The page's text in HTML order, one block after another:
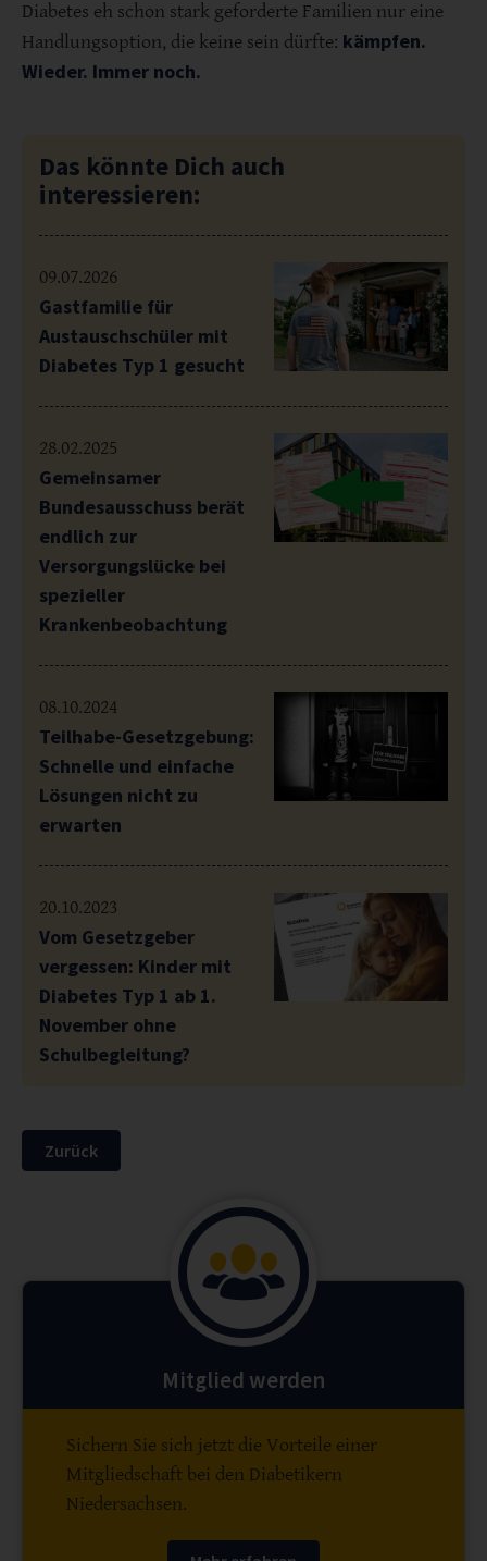
Diabetes eh schon stark geforderte Familien nur eine
Handlungsoption, die keine sein dürfte: kämpfen.
Wieder. Immer noch.
Das könnte Dich auch
interessieren:
09.07.2026
Gastfamilie für
Austauschschüler mit
Diabetes Typ 1 gesucht
28.02.2025
Gemeinsamer
Bundesausschuss berät
endlich zur
Versorgungslücke bei
spezieller
Krankenbeobachtung
08.10.2024
Teilhabe-Gesetzgebung:
Schnelle und einfache
Lösungen nicht zu
erwarten
20.10.2023
Vom Gesetzgeber
vergessen: Kinder mit
Diabetes Typ 1 ab 1.
November ohne
Schulbegleitung?
Zurück
Mitglied werden
Sichern Sie sich jetzt die Vorteile einer
Mitgliedschaft bei den Diabetikern
Niedersachsen.